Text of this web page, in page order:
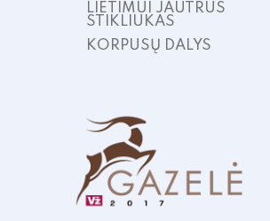
LIETIMUI JAUTRUS
STIKLIUKAS
KORPUSŲ DALYS